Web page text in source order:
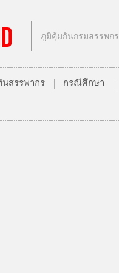
ภูมิคุ้มกันกรมสรรพกร
นสรรพากร กรณีศึกษา